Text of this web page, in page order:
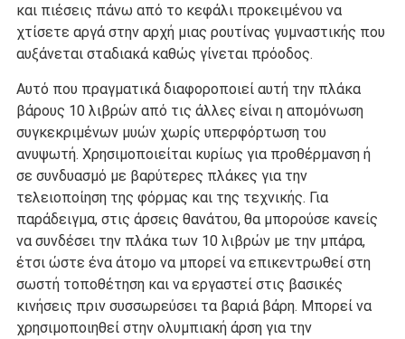
και πιέσεις πάνω από το κεφάλι προκειμένου να
χτίσετε αργά στην αρχή μιας ρουτίνας γυμναστικής που
αυξάνεται σταδιακά καθώς γίνεται πρόοδος.
Αυτό που πραγματικά διαφοροποιεί αυτή την πλάκα
βάρους 10 λιβρών από τις άλλες είναι η απομόνωση
συγκεκριμένων μυών χωρίς υπερφόρτωση του
ανυψωτή. Χρησιμοποιείται κυρίως για προθέρμανση ή
σε συνδυασμό με βαρύτερες πλάκες για την
τελειοποίηση της φόρμας και της τεχνικής. Για
παράδειγμα, στις άρσεις θανάτου, θα μπορούσε κανείς
να συνδέσει την πλάκα των 10 λιβρών με την μπάρα,
έτσι ώστε ένα άτομο να μπορεί να επικεντρωθεί στη
σωστή τοποθέτηση και να εργαστεί στις βασικές
κινήσεις πριν συσσωρεύσει τα βαριά βάρη. Μπορεί να
χρησιμοποιηθεί στην ολυμπιακή άρση για την